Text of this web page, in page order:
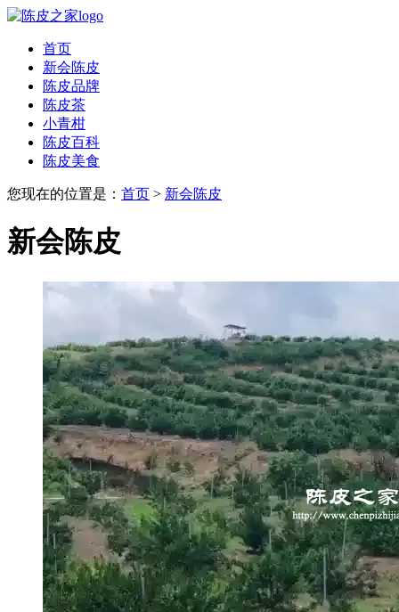
首页
新会陈皮
陈皮品牌
陈皮茶
小青柑
陈皮百科
陈皮美食
您现在的位置是： 首页 > 新会陈皮
新会陈皮